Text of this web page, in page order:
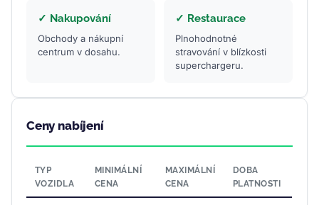
✓ Nakupování
Obchody a nákupní
centrum v dosahu.
✓ Restaurace
Plnohodnotné
stravování v blízkosti
superchargeru.
Ceny nabíjení
TYP
VOZIDLA
MINIMÁLNÍ
CENA
MAXIMÁLNÍ
CENA
DOBA
PLATNOSTI